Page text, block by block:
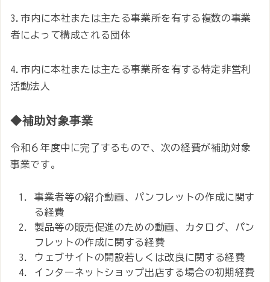
3.市内に本社または主たる事業所を有する複数の事業
者によって構成される団体
4.市内に本社または主たる事業所を有する特定非営利
活動法人
◆補助対象事業
令和６年度中に完了するもので、次の経費が補助対象
事業です。
事業者等の紹介動画、パンフレットの作成に関す
る経費
製品等の販売促進のための動画、カタログ、パン
フレットの作成に関する経費
ウェブサイトの開設若しくは改良に関する経費
インターネットショップ出店する場合の初期経費